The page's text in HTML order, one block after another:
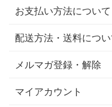
お支払い方法について
配送方法・送料につい
メルマガ登録・解除
マイアカウント